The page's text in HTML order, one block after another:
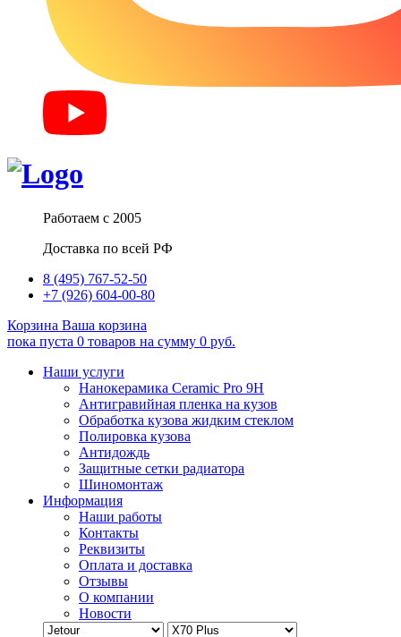
Работаем с 2005
Доставка по всей РФ
8 (495) 767-52-50
+7 (926) 604-00-80
Корзина Ваша корзина
пока пуста 0 товаров на сумму 0 руб.
Наши услуги
Нанокерамика Ceramic Pro 9H
Антигравийная пленка на кузов
Обработка кузова жидким стеклом
Полировка кузова
Антидождь
Защитные сетки радиатора
Шиномонтаж
Информация
Наши работы
Контакты
Реквизиты
Оплата и доставка
Отзывы
О компании
Новости